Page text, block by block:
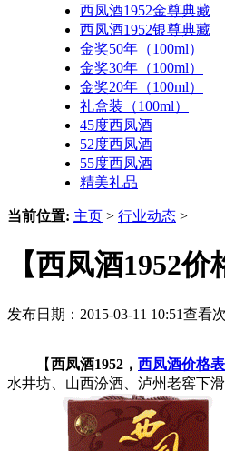
西凤酒1952金尊典藏
西凤酒1952银尊典藏
金奖50年（100ml）
金奖30年（100ml）
金奖20年（100ml）
礼盒装（100ml）
45度西凤酒
52度西凤酒
55度西凤酒
精美礼品
当前位置: 主页 > 行业动态 >
【西凤酒1952
发布日期：2015-03-11 10:51查看
【西凤酒1952， 西凤酒价格表
水井坊、山西汾酒、泸州老窖下滑